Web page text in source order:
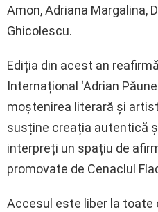
Amon, Adriana Margalina,
Ghicolescu.
Ediția din acest an
Internațional ‘Adrian
moștenirea literară și
susține creația autentică
interpreți un spațiu de
promovate de Cenaclul
Accesul este liber la toate